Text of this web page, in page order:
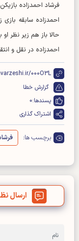
فرشاد احمدزاده
احمدزاده سابقه
حالا باز هم زیر نظر
احمدزاده در نقل و
000O3L
گزارش خطا
پسندها:0
اشتراک گذاری
برچسب ها:
ارسال